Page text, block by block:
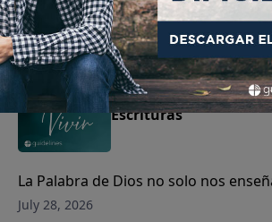
perdón.
Play
Cómo interpretar y
Escrituras
La Palabra de Dios no solo nos
que transforma nuestro corazón y
July 28, 2026